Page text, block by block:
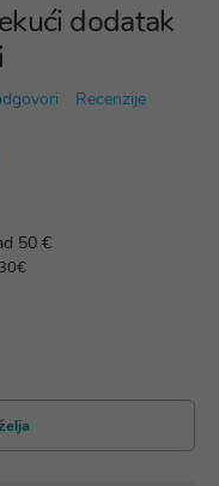
dodatak
Recenzije
50 €